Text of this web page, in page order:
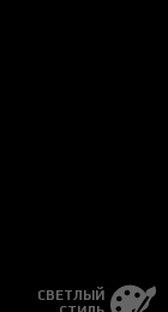
СВЕТЛЫЙ